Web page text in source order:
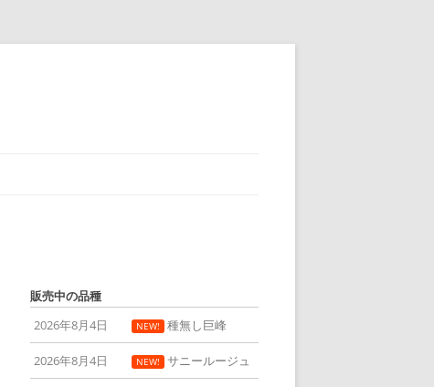
販売中の品種
2026年8月4日
NEW! 種無し巨峰
2026年8月4日 NEW! サニールージュ